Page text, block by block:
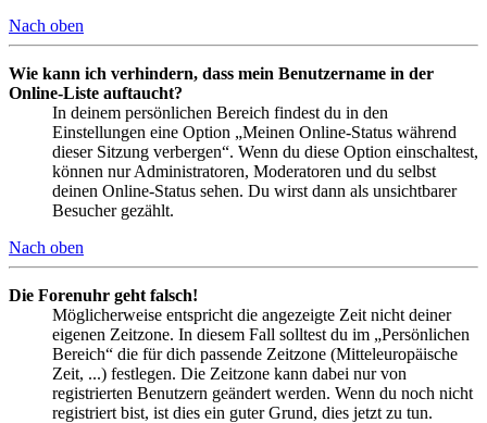
Nach oben
Wie kann ich verhindern, dass mein Benutzername in der
Online-Liste auftaucht?
In deinem persönlichen Bereich findest du in den
Einstellungen eine Option „Meinen Online-Status während
dieser Sitzung verbergen“. Wenn du diese Option einschaltest,
können nur Administratoren, Moderatoren und du selbst
deinen Online-Status sehen. Du wirst dann als unsichtbarer
Besucher gezählt.
Nach oben
Die Forenuhr geht falsch!
Möglicherweise entspricht die angezeigte Zeit nicht deiner
eigenen Zeitzone. In diesem Fall solltest du im „Persönlichen
Bereich“ die für dich passende Zeitzone (Mitteleuropäische
Zeit, ...) festlegen. Die Zeitzone kann dabei nur von
registrierten Benutzern geändert werden. Wenn du noch nicht
registriert bist, ist dies ein guter Grund, dies jetzt zu tun.